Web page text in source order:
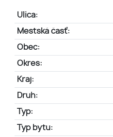
Ulica:
Mestská časť:
Obec:
Okres:
Kraj:
Druh:
Typ:
Typ bytu: